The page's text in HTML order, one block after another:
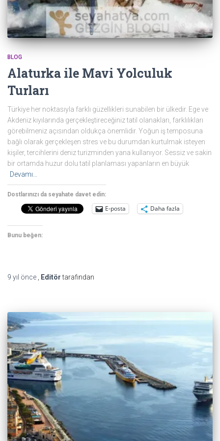
BLOG
Alaturka ile Mavi Yolculuk
Turları
Türkiye her noktasıyla farklı güzellikleri sunabilen bir ülkedir. Ege ve
Akdeniz kıyılarında gerçekleştireceğiniz tatil olanakları, farklılıkları
görebilmeniz açısından oldukça önemlidir. Yoğun iş temposuna
bağlı olarak gerçekleşen stres ve bu durumdan kurtulmak isteyen
kişiler, tercihlerini deniz turizminden yana kullanıyor. Sessiz ve sakin
bir ortamda huzur dolu tatil planlaması yapanların en büyük
Devamı…
Dostlarınızı da seyahate davet edin:
E-posta Daha fazla
Bunu beğen:
9 yıl önce Editörtarafından